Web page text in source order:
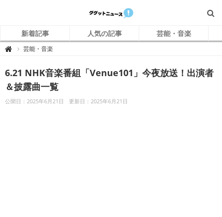
新着記事 人気の記事 芸能・音楽
 グ
ニ
ュ
ー
ス
芸能・音楽
6.21 NHK音楽番組「Venue101」今夜放送！出演者
＆披露曲一覧
公開日：2025年6月21日 更新日：2025年6月21日